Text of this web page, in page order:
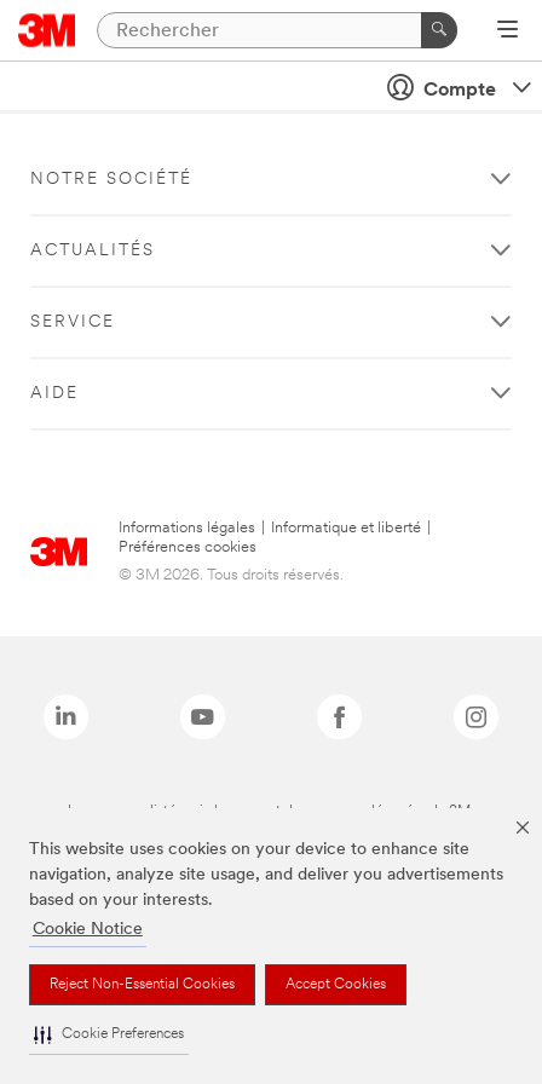
This website uses cookies on your device to enhance site
navigation, analyze site usage, and deliver you advertisements
based on your interests.
Cookie Notice
Reject Non-Essential Cookies Accept Cookies
Cookie Preferences
Compte
NOTRE SOCIÉTÉ
ACTUALITÉS
SERVICE
AIDE
Informations légales Informatique et liberté
Préférences cookies
© 3M 2026. Tous droits réservés.
Les marques listées ci-dessus sont des marques déposées de 3M.